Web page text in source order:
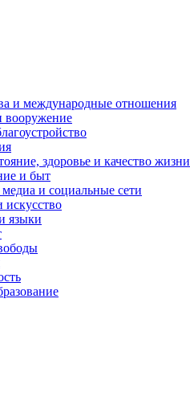
и международные отношения
вооружение
здоровье и качество жизни
и быт
и социальные сети
искусство
языки